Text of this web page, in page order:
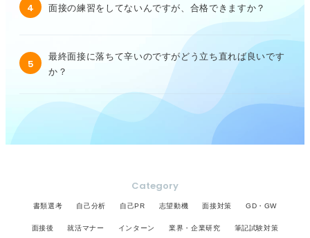
4 面接の練習をしてないんですが、合格できますか？
5
最終面接に落ちて辛いのですがどう立ち直れば良いです
か？
Category
書類選考 自己分析 自己PR 志望動機 面接対策 GD・GW
面接後 就活マナー インターン 業界・企業研究 筆記試験対策